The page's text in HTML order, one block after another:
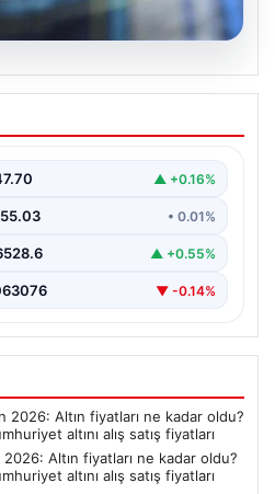
8 Nisan 2026: Altın
Gram, çeyrek,
▲ +0.16%
55.03 • 0.01%
▲ +0.55%
▼ -0.14%
2026: Altın fiyatları ne kadar oldu?
altını alış satış fiyatları
2026: Altın fiyatları ne kadar oldu?
altını alış satış fiyatları